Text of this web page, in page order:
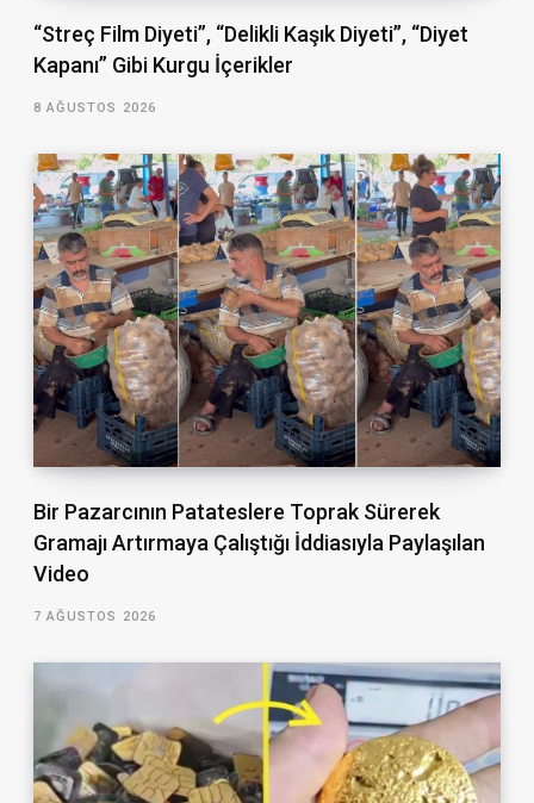
“Streç Film Diyeti”, “Delikli Kaşık Diyeti”, “Diyet
Kapanı” Gibi Kurgu İçerikler
8 AĞUSTOS 2026
Bir Pazarcının Patateslere Toprak Sürerek
Gramajı Artırmaya Çalıştığı İddiasıyla Paylaşılan
Video
7 AĞUSTOS 2026